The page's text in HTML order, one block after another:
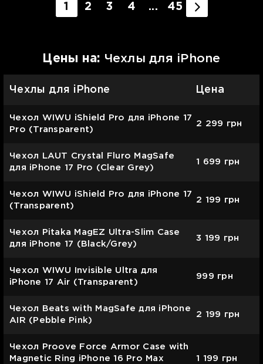
1 2 3 4 ... 45
Цены на: Чехлы для iPhone
Чехлы для iPhone Цена
Чехол WIWU iShield Pro для iPhone 17
Pro (Transparent)
2 299 грн
Чехол LAUT Crystal Fluro MagSafe
для iPhone 17 Pro (Clear Grey)
1 699 грн
Чехол WIWU iShield Pro для iPhone 17
(Transparent)
2 199 грн
Чехол Pitaka MagEZ Ultra-Slim Case
для iPhone 17 (Black/Grey)
3 199 грн
Чехол WIWU Invisible Ultra для
iPhone 17 Air (Transparent)
999 грн
Чехол Beats with MagSafe для iPhone
AIR (Pebble Pink)
2 199 грн
Чехол Proove Force Armor Case with
Magnetic Ring iPhone 16 Pro Max
1 199 грн